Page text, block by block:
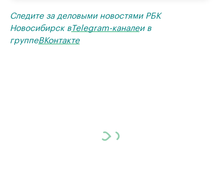
Следите за деловыми новостями РБК
Новосибирск вTelegram-каналеи в
группеВКонтакте